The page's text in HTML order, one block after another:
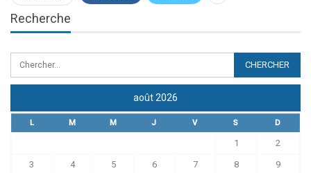
Recherche
août 2026
L M M J V S D
1 2
3 4 5 6 7 8 9